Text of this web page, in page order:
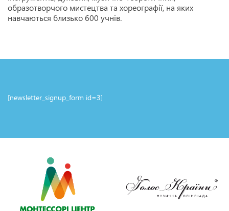
образотворчого мистецтва та хореографії, на яких
навчаються близько 600 учнів.
[newsletter_signup_form id=3]